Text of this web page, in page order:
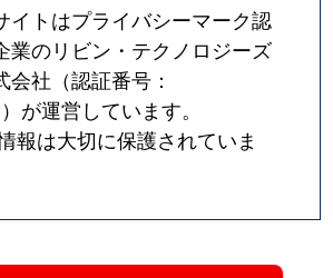
イトはプライバシーマーク認
業のリビン・テクノロジーズ
会社（認証番号：
）が運営しています。
報は大切に保護されていま